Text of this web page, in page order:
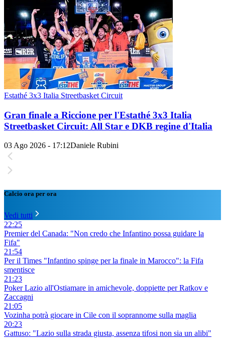
Estathé 3x3 Italia Streetbasket Circuit
Gran finale a Riccione per l'Estathé 3x3 Italia
Streetbasket Circuit: All Star e DKB regine d'Italia
03 Ago 2026 - 17:12Daniele Rubini
Calcio ora per ora
Vedi tutti
22:25
Premier del Canada: "Non credo che Infantino possa guidare la
Fifa"
21:54
Per il Times "Infantino spinge per la finale in Marocco": la Fifa
smentisce
21:23
Poker Lazio all'Ostiamare in amichevole, doppiette per Ratkov e
Zaccagni
21:05
Vozinha potrà giocare in Cile con il soprannome sulla maglia
20:23
Gattuso: "Lazio sulla strada giusta, assenza tifosi non sia un alibi"